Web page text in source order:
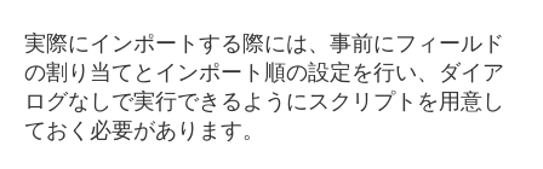
実際にインポートする際には、事前にフィールド
の割り当てとインポート順の設定を行い、ダイア
ログなしで実行できるようにスクリプトを用意し
ておく必要があります。